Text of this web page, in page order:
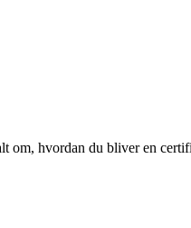
om, hvordan du bliver en